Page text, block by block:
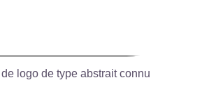
logo de type abstrait connu